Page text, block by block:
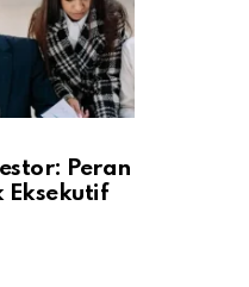
Peran
Eksekutif